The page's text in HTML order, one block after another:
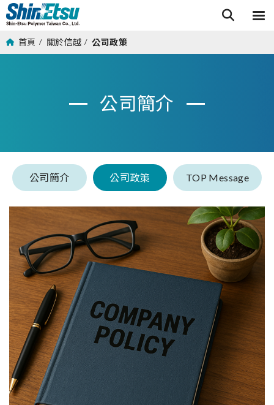
首頁 / 關於信越 / 公司政策
公司簡介
公司簡介 公司政策 TOP Message